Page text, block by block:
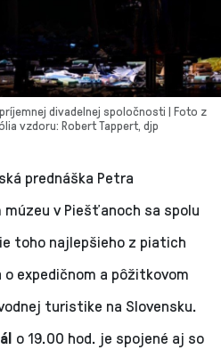
divadelnej spoločnosti | Foto z
vzdoru: Robert Tappert, djp
prednáška Petra
múzeu v Piešťanoch sa spolu
toho najlepšieho z piatich
expedičnom a pôžitkovom
turistike na Slovensku.
o 19.00 hod. je spojené aj so